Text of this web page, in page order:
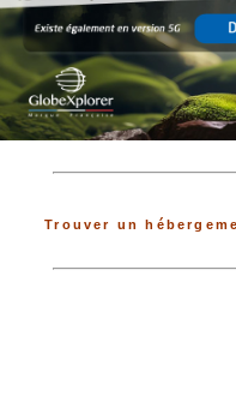
Trouver un